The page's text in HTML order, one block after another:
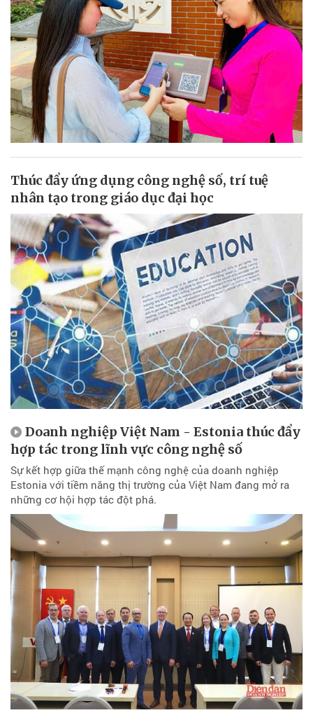
Thúc đẩy ứng dụng công nghệ số, trí tuệ
nhân tạo trong giáo dục đại học
Doanh nghiệp Việt Nam - Estonia thúc đẩy
hợp tác trong lĩnh vực công nghệ số
Sự kết hợp giữa thế mạnh công nghệ của doanh nghiệp
Estonia với tiềm năng thị trường của Việt Nam đang mở ra
những cơ hội hợp tác đột phá.